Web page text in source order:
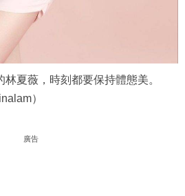
夏薇，時刻都要保持體態美。
）
廣告